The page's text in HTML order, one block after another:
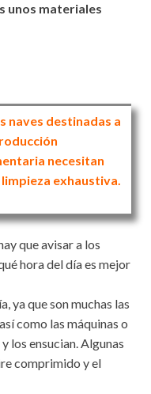
unos materiales
naves destinadas a
necesitan
limpieza exhaustiva.
que avisar a los
hora del día es mejor
ya que son muchas las
como las máquinas o
los ensucian. Algunas
comprimido y el